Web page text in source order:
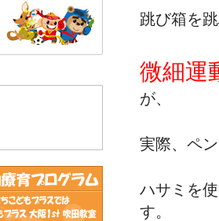
跳び箱を
微細運
が、
実際、ペ
ハサミを
す。